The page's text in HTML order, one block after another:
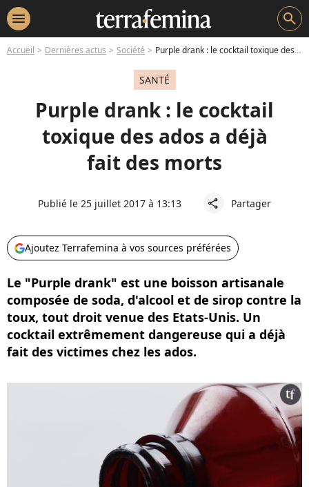
menu search
Accueil Dernières actus Société Purple drank : le cocktail toxique des ados a déjà fait des morts
SANTÉ
Purple drank : le cocktail
toxique des ados a déjà
fait des morts
Publié le 25 juillet 2017 à 13:13 share Partager
Ajoutez Terrafemina à vos sources préférées
Le "Purple drank" est une boisson artisanale
composée de soda, d'alcool et de sirop contre la
toux, tout droit venue des Etats-Unis. Un
cocktail extrêmement dangereuse qui a déjà
fait des victimes chez les ados.